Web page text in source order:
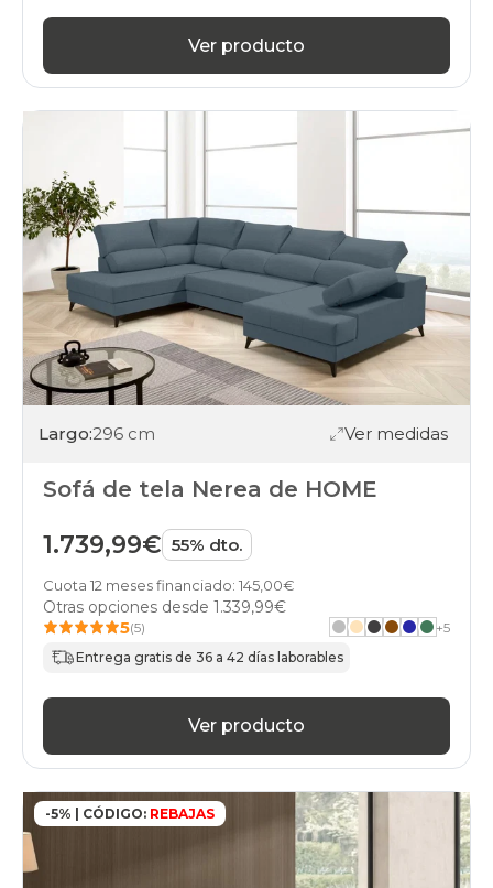
Ver producto
Largo:296 cm Ver medidas
Sofá de tela Nerea de HOME
1.739,99€ 55% dto.
Cuota 12 meses financiado: 145,00€
Otras opciones desde 1.339,99€
5(5) +5
Entrega gratis de 36 a 42 días laborables
Ver producto
-5% | CÓDIGO: REBAJAS